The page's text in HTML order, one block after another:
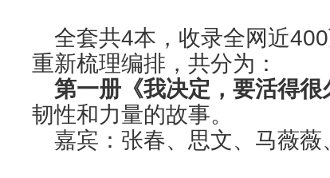
全套共4本，收录全网近400
重新梳理编排，共分为：
第一册《我决定，要活得
韧性和力量的故事。
嘉宾：张春、思文、马薇薇